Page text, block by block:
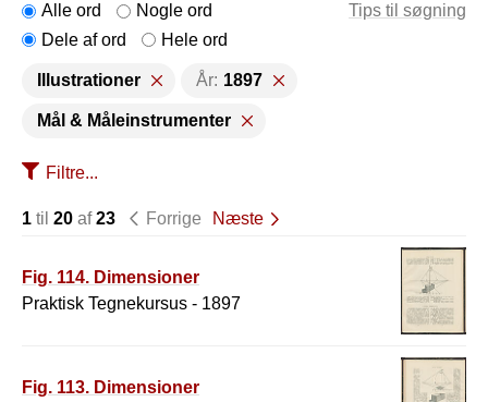
Tips til søgning
Alle ord
Nogle ord
Dele af ord
Hele ord
Illustrationer År: 1897
Mål & Måleinstrumenter
Filtre...
1 til 20 af23 Forrige Næste
Fig. 114. Dimensioner
Praktisk Tegnekursus - 1897
Fig. 113. Dimensioner